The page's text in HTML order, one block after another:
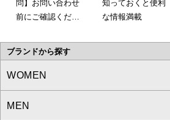
問】お問い合わせ
前にご確認くださ
知っておくと便利
な情報満載
ブランドから探す
WOMEN
a.v.v
MEN